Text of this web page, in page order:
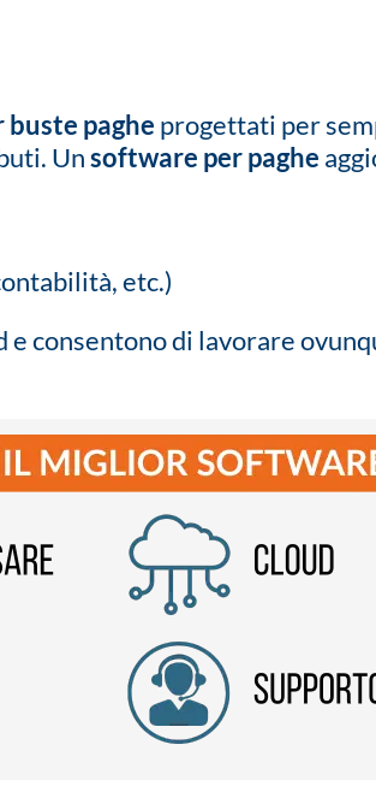
paghe progettati per
Unsoftware per paghe
etc.)
e consentono di lavorare